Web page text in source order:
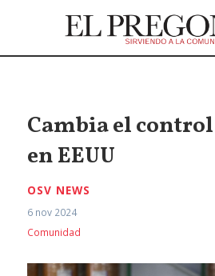
Cambia el
en EEUU
OSV NEWS
6 nov 2024
Comunidad